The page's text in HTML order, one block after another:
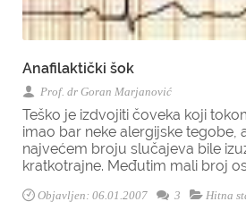
Anafilaktički šok
Prof. dr Goran Marjanović
Teško je izdvojiti čoveka koji
imao bar neke alergijske tegobe,
najvećem broju slučajeva bile
kratkotrajne. Međutim mali broj
Objavljen: 06.01.2007 3 Hitna